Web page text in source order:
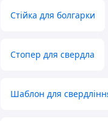
Стійка для болгарки
Стопер для свердла
Шаблон для